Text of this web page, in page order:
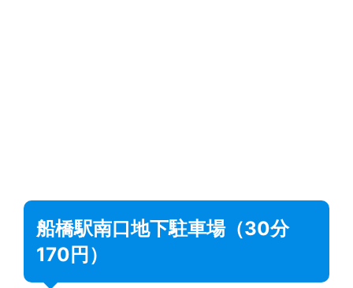
船橋駅南口地下駐車場（30分
170円）